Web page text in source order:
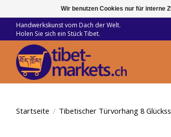
Handwerkskunst vom Dach der Welt.
Holen Sie sich ein Stück Tibet.
Startseite / Tibetischer Türvorhang 8
Wir benutzen Cookies nur für interne